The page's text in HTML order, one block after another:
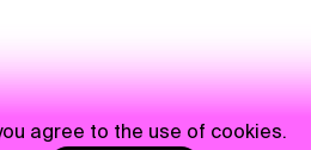
agree to the use of cookies.